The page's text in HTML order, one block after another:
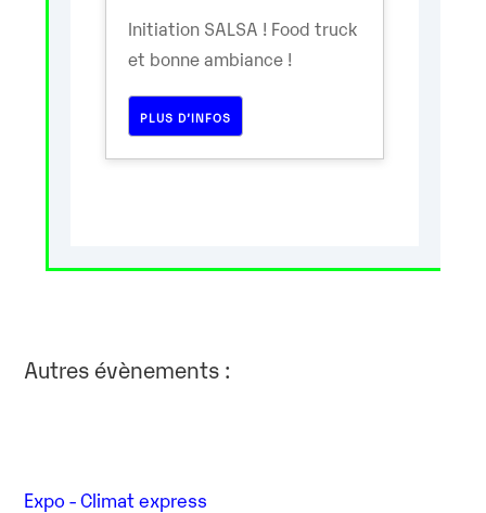
Initiation SALSA ! Food truck
et bonne ambiance !
PLUS D’INFOS
Autres évènements :
Expo - Climat express